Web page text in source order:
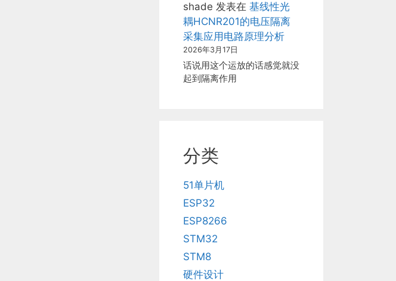
shade 发表在 基线性光
耦HCNR201的电压隔离
采集应用电路原理分析
2026年3月17日
话说用这个运放的话感觉就没
起到隔离作用
分类
51单片机
ESP32
ESP8266
STM32
STM8
硬件设计